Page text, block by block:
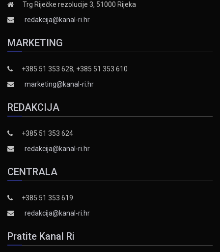
Trg Riječke rezolucije 3, 51000 Rijeka
redakcija@kanal-ri.hr
MARKETING
+385 51 353 628, +385 51 353 610
marketing@kanal-ri.hr
REDAKCIJA
+385 51 353 624
redakcija@kanal-ri.hr
CENTRALA
+385 51 353 619
redakcija@kanal-ri.hr
Pratite Kanal Ri